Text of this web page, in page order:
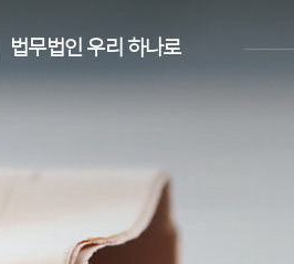
법무법인 우리 하나로